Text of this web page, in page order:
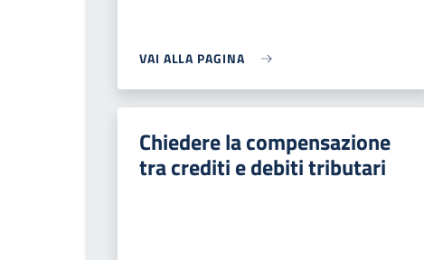
VAI ALLA PAGINA
Chiedere la compensazione
tra crediti e debiti tributari